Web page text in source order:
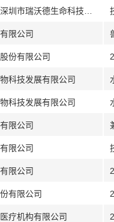
限公司
份有限公司
科技发展有限公司
科技发展有限公司
限公司
限公司
限公司
有限公司
疗机构有限公司